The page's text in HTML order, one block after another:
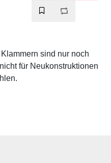
sind nur noch
für Neukonstruktionen